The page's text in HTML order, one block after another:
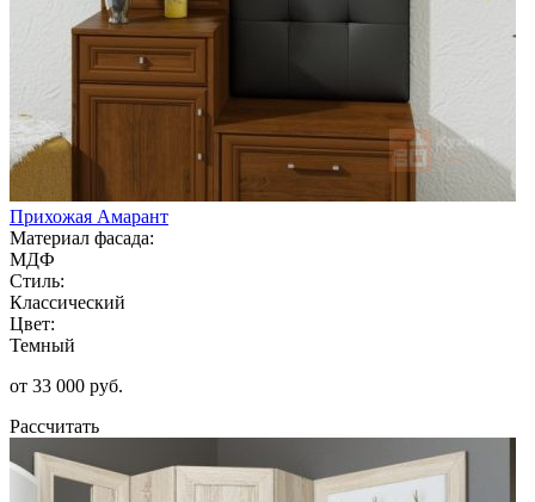
Прихожая Амарант
Материал фасада:
МДФ
Стиль:
Классический
Цвет:
Темный
от 33 000 руб.
Рассчитать